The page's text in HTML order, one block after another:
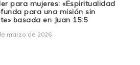
para mujeres: «Espiritualidad
para una misión sin
basada en Juan 15:5
marzo de 2026